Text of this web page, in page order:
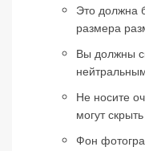
Это должна
размера
Вы должны
Не носите
могут
Фон